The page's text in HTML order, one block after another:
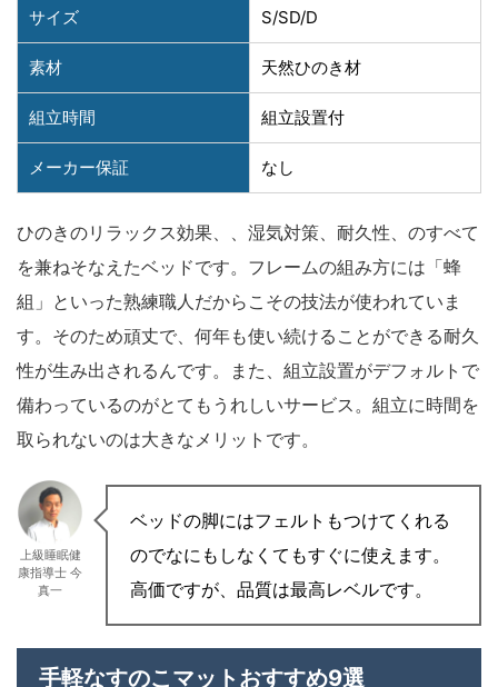
サイズ S/SD/D
素材 天然ひのき材
組立時間 組立設置付
メーカー保証 なし
ひのきのリラックス効果、、湿気対策、耐久性、のすべて
を兼ねそなえたベッドです。フレームの組み方には「蜂
組」といった熟練職人だからこその技法が使われていま
す。そのため頑丈で、何年も使い続けることができる耐久
性が生み出されるんです。また、組立設置がデフォルトで
備わっているのがとてもうれしいサービス。組立に時間を
取られないのは大きなメリットです。
上級睡眠健
康指導士 今
真一
ベッドの脚にはフェルトもつけてくれる
のでなにもしなくてもすぐに使えます。
高価ですが、品質は最高レベルです。
手軽なすのこマットおすすめ9選